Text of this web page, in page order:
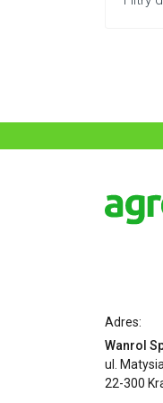
Adres:
Wanrol
ul.
22-300